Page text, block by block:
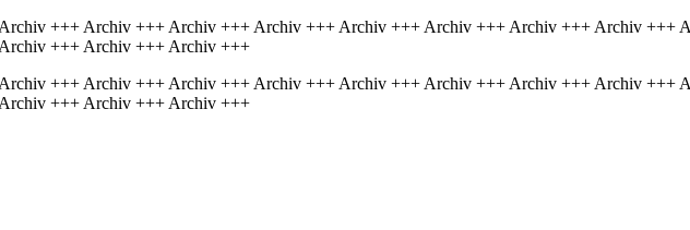
+++ Archiv +++ Archiv +++ Archiv +++ Archiv +++ Archiv +++ Archiv +++ Archiv +++
+++ Archiv +++ Archiv +++
+++ Archiv +++ Archiv +++ Archiv +++ Archiv +++ Archiv +++ Archiv +++ Archiv +++
+++ Archiv +++ Archiv +++